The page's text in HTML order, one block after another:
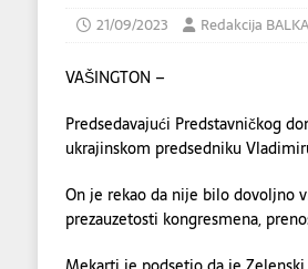
[ 09/08/
21/09/2023 Redakcija
VAŠINGTON –
Predsedavajući Predstavničkog
ukrajinskom predsedniku
On je rekao da nije bilo dovoljno
prezauzetosti kongresmena,